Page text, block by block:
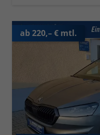
ab 220,– € mtl.